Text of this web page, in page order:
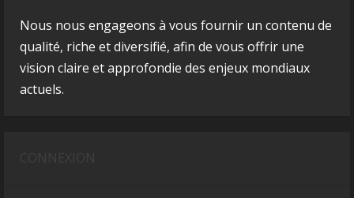
Nous nous engageons à vous fournir un contenu de
qualité, riche et diversifié, afin de vous offrir une
vision claire et approfondie des enjeux mondiaux
actuels.